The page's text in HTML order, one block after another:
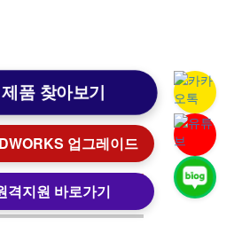
품 찾아보기
업그레이드
격지원 바로가기
원격지원